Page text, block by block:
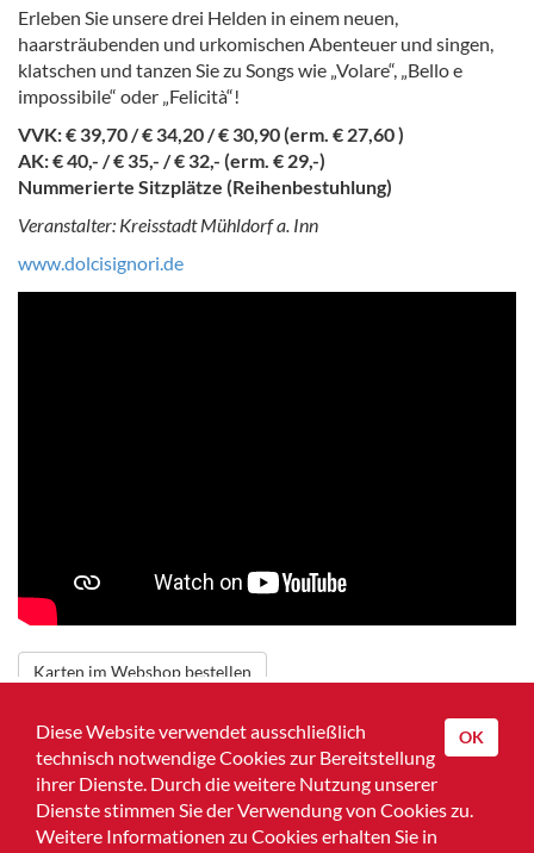
Erleben Sie unsere drei Helden in einem neuen,
haarsträubenden und urkomischen Abenteuer und singen,
klatschen und tanzen Sie zu Songs wie „Volare“, „Bello e
impossibile“ oder „Felicità“!
VVK: € 39,70 / € 34,20 / € 30,90 (erm. € 27,60 )
AK: € 40,- / € 35,- / € 32,- (erm. € 29,-)
Nummerierte Sitzplätze (Reihenbestuhlung)
Veranstalter: Kreisstadt Mühldorf a. Inn
www.dolcisignori.de
Karten im Webshop bestellen
Zurück zur Übersicht
Home
Impressum
OK
Diese Website verwendet ausschließlich
technisch notwendige Cookies zur Bereitstellung
ihrer Dienste. Durch die weitere Nutzung unserer
Dienste stimmen Sie der Verwendung von Cookies zu.
Weitere Informationen zu Cookies erhalten Sie in